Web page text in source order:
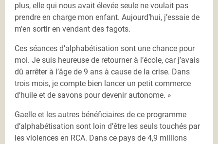
plus, elle qui nous avait élevée seule ne voulait pas
prendre en charge mon enfant. Aujourd’hui, j’essaie de
m’en sortir en vendant des fagots.
Ces séances d’alphabétisation sont une chance pour
moi. Je suis heureuse de retourner à l’école, car j’avais
dû arrêter à l’âge de 9 ans à cause de la crise. Dans
trois mois, je compte bien lancer un petit commerce
d’huile et de savons pour devenir autonome. »
Gaelle et les autres bénéficiaires de ce programme
d’alphabétisation sont loin d’être les seuls touchés par
les violences en RCA. Dans ce pays de 4,9 millions